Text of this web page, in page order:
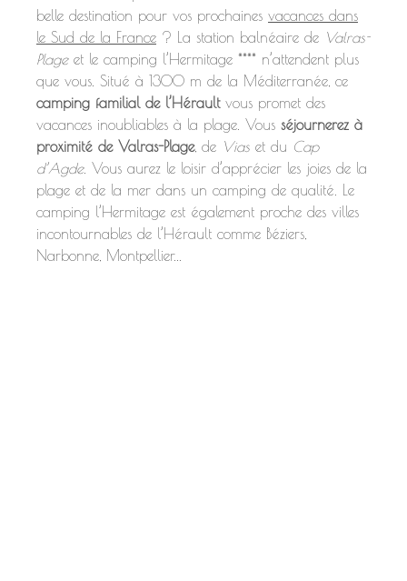
belle destination pour vos prochaines vacances dans
le Sud de la France ? La station balnéaire de Valras-
Plageet le camping l’Hermitage **** n’attendent plus
que vous. Situé à 1300 m de la Méditerranée, ce
camping familial de l’Héraultvous promet des
vacances inoubliables à la plage. Vous séjournerez à
proximité de Valras-Plage, de Vias et du Cap
d’Agde. Vous aurez le loisir d’apprécier les joies de la
plage et de la mer dans un camping de qualité. Le
camping l’Hermitage est également proche des villes
incontournables de l’Hérault comme Béziers,
Narbonne, Montpellier...